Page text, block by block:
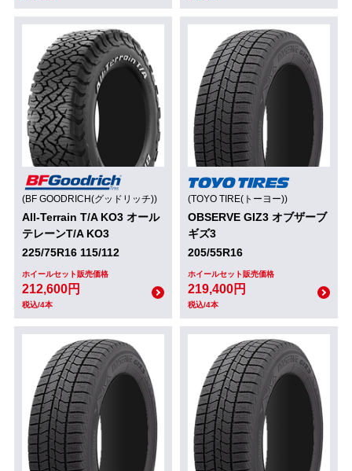
(BF GOODRICH(グッドリッチ))
All-Terrain T/A KO3 オール
テレーンT/A KO3
225/75R16 115/112
ホイールセット販売価格
212,600円
税込/4本
(TOYO TIRE(トーヨー))
OBSERVE GIZ3 オブザーブ
ギズ3
205/55R16
ホイールセット販売価格
219,400円
税込/4本